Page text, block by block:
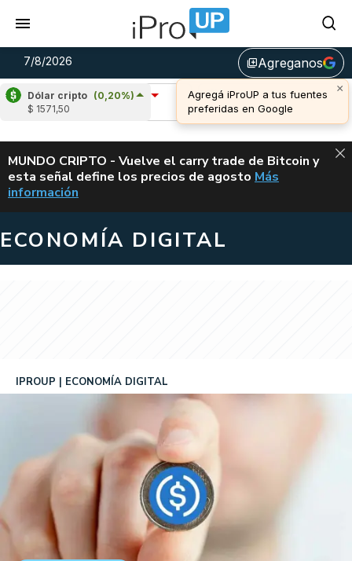
7/8/2026 library_addAgreganos
×
Agregá iProUP a tus fuentes
preferidas en Google
Dólar cripto (0,20%)
$ 1571,50
Ripple (-1,69%)
u$s 1,03
Cardano (4,88%)
u$s 0,20
ALERTA
MUNDO CRIPTO - Vuelve el carry trade de Bitcoin y
esta señal define los precios de agosto VUELVE EL
Más
información
ECONOMÍA DIGITAL
IPROUP ECONOMÍA DIGITAL